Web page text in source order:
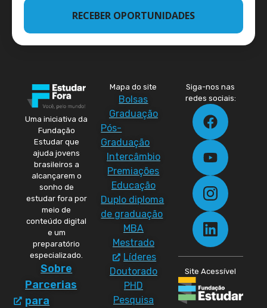
RECEBER OPORTUNIDADES
Uma iniciativa da
Fundação
Estudar que
ajuda jovens
brasileiros a
alcançarem o
sonho de
estudar fora por
meio de
conteúdo digital
e um
preparatório
especializado.
Sobre
Parcerias
para
Mapa do site
Bolsas
Graduação
Pós-
Graduação
Intercâmbio
Premiações
Educação
Duplo diploma
de graduação
MBA
Mestrado
Líderes
Doutorado
PHD
Pesquisa
Siga-nos nas
redes sociais:
Site Acessível